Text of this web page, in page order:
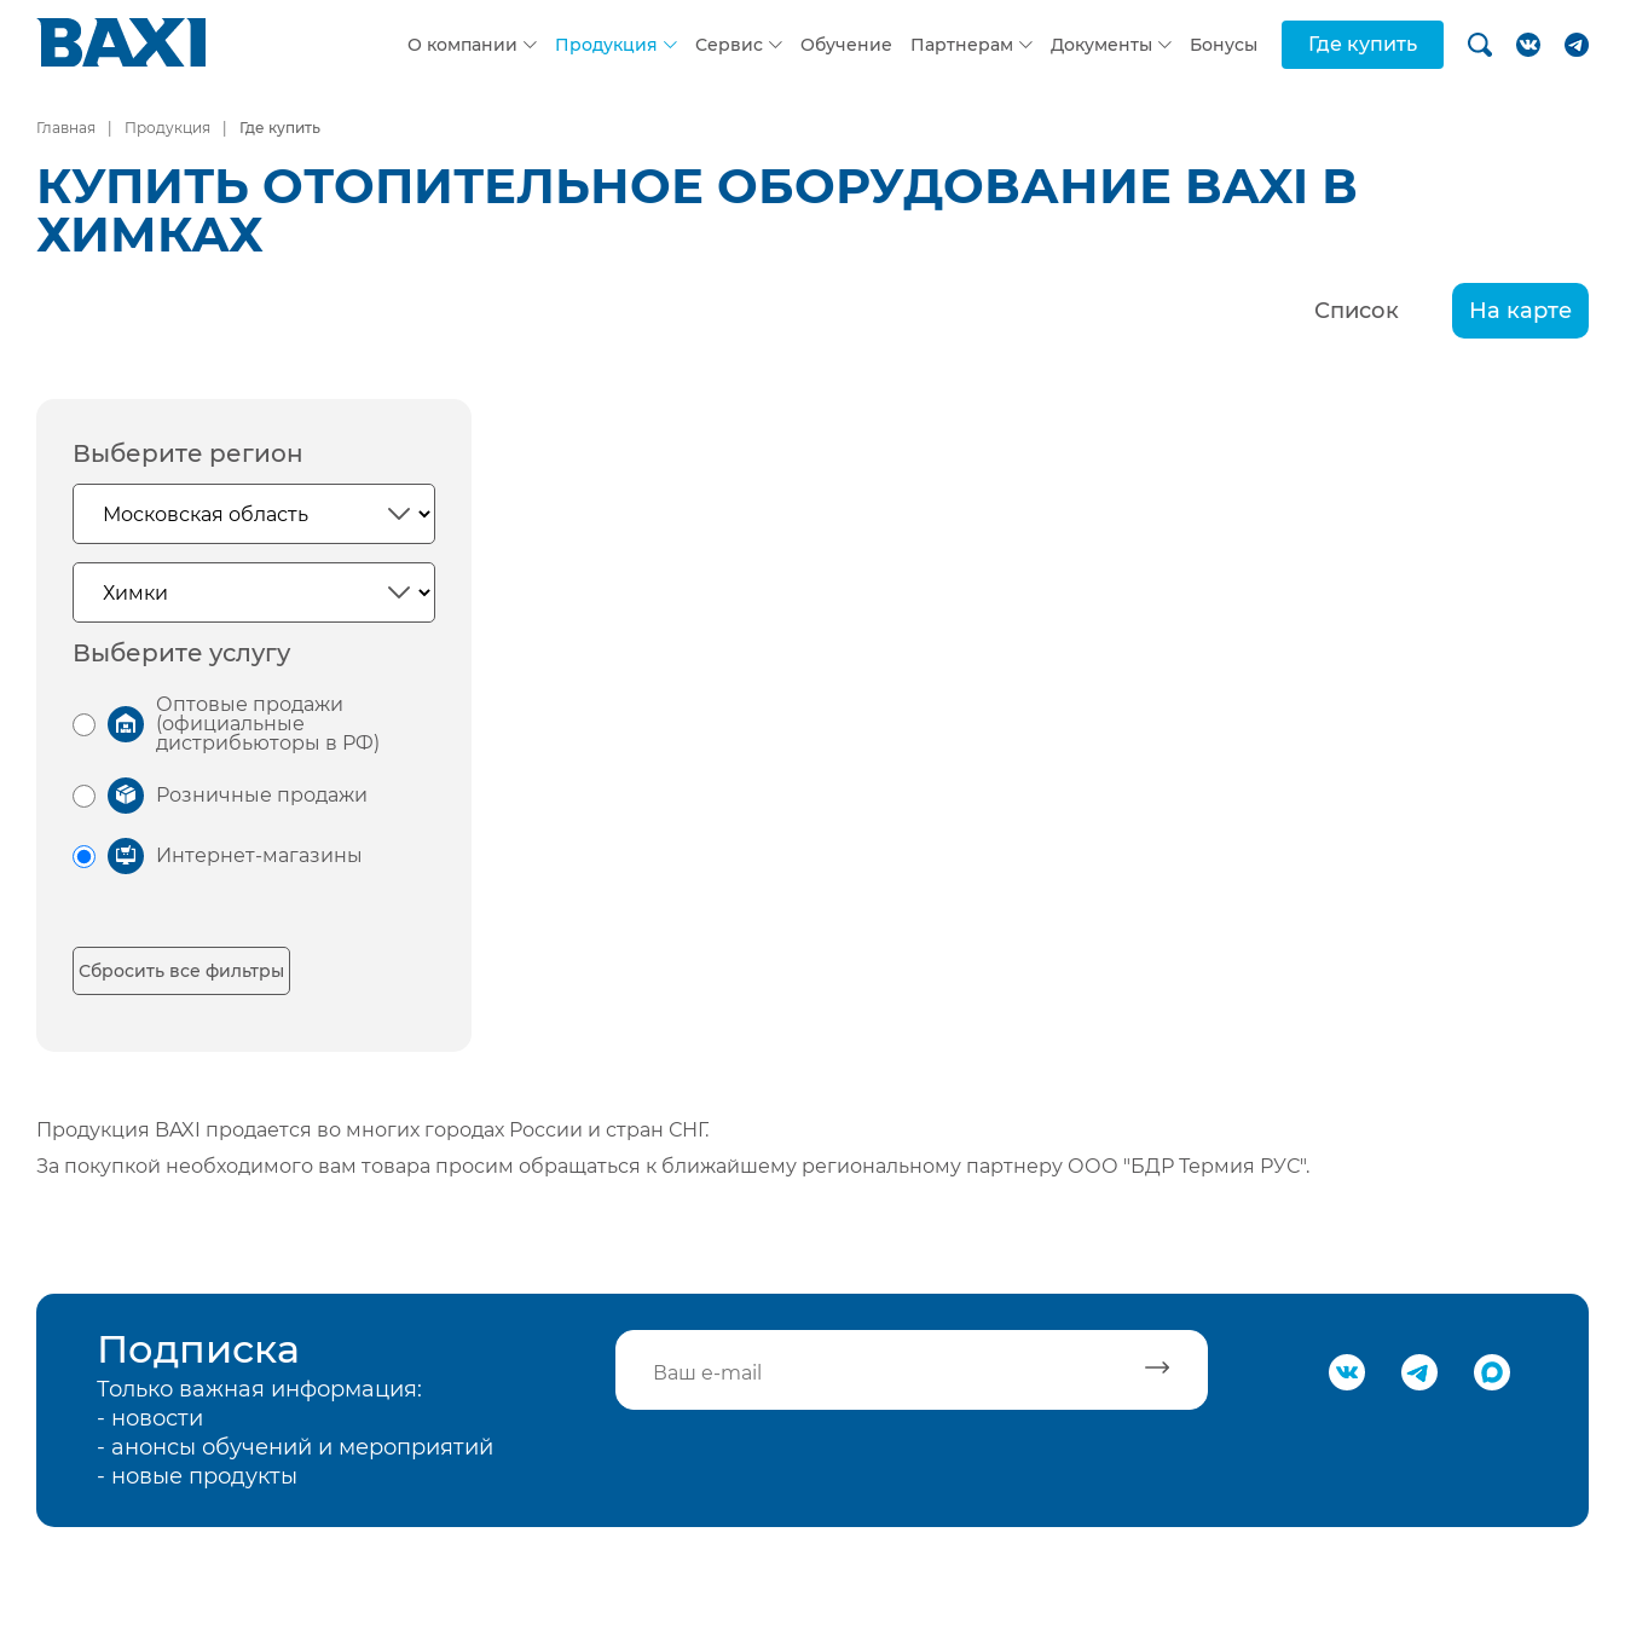
О компании Продукция Сервис Обучение Партнерам Документы Бонусы Где купить
Главная Продукция Где купить
КУПИТЬ ОТОПИТЕЛЬНОЕ ОБОРУДОВАНИЕ BAXI В
ХИМКАХ
Список На карте
Выберите регион
Выберите услугу
Оптовые продажи
(официальные
дистрибьюторы в РФ)
Розничные продажи
Интернет-магазины
Сбросить все фильтры
Продукция BAXI продается во многих городах России и стран СНГ.
За покупкой необходимого вам товара просим обращаться к ближайшему региональному партнеру ООО "БДР Термия РУС".
Подписка
Только важная информация:
- новости
- анонсы обучений и мероприятий
- новые продукты